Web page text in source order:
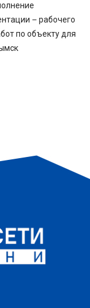
– рабочего
по объекту для